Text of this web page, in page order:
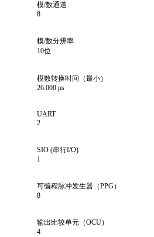
模/数通道
8
模/数分辨率
10位
模数转换时间（最小）
26.000 μs
UART
2
SIO (串行I/O)
1
可编程脉冲发生器（PPG）
8
输出比较单元（OCU）
4